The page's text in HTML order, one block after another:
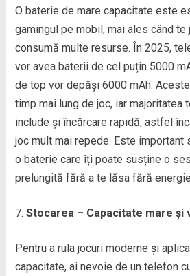
O baterie de mare capacitate este
gamingul pe mobil, mai ales când te
consumă multe resurse. În 2025,
vor avea baterii de cel puțin 5000
de top vor depăși 6000 mAh.
timp mai lung de joc, iar majoritatea
include și încărcare rapidă, astfel
joc mult mai repede. Este important
o baterie care îți poate susține o
prelungită fără a te lăsa fără
Stocarea – Capacitate mare și
Pentru a rula jocuri moderne și
capacitate, ai nevoie de un telefon